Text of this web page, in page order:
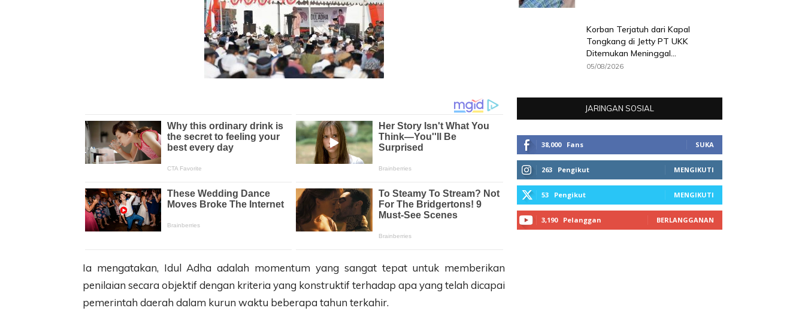
Ia mengatakan, Idul Adha adalah momentum yang sangat tepat untuk memberikan
penilaian secara objektif dengan kriteria yang konstruktif terhadap apa yang telah dicapai
pemerintah daerah dalam kurun waktu beberapa tahun terkahir.
Korban Terjatuh dari Kapal
Tongkang di Jetty PT UKK
Ditemukan Meninggal...
05/08/2026
JARINGAN SOSIAL
38,000 Fans SUKA
263 Pengikut MENGIKUTI
53 Pengikut MENGIKUTI
3,190 Pelanggan BERLANGGANAN